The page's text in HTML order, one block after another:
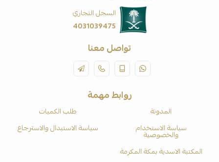
السجل التجاري
4031039475
تواصل معنا
روابط مهمة
المدونة
طلب الكميات
سياسة الاستخدام
والخصوصية
سياسة الاستبدال والاسترجاع
المكتبة الاسدية بمكة المكرمة